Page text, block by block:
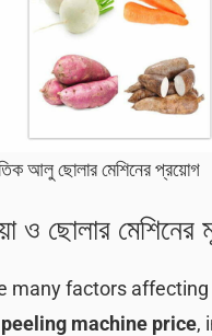
আলু ছোলার মেশিনের প্রয়োগ
ও ছোলার মেশিনের
many factors affecting
machine price,